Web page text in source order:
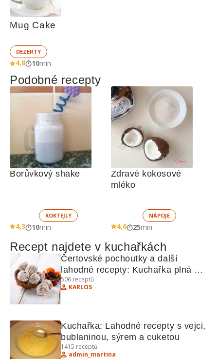
Mug Cake
DEZERTY
4,8 10min
Podobné recepty
Borůvkový shake
KOKTEJLY
4,3 10min
Zdravé kokosové
mléko
NÁPOJE
4,6 25min
Recept najdete v kuchařkách
Čertovské pochoutky a další
lahodné recepty: Kuchařka plná
pokušení
506 receptů
KARLOS
Kuchařka: Lahodné recepty s vejci,
bublaninou, sýrem a cuketou
1415 receptů
admin_martina